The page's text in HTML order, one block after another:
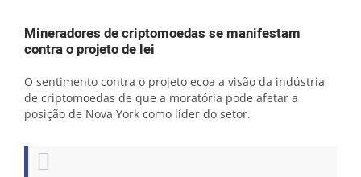
Mineradores de criptomoedas se manifestam
contra o projeto de lei
O sentimento contra o projeto ecoa a visão da indústria
de criptomoedas de que a moratória pode afetar a
posição de Nova York como líder do setor.